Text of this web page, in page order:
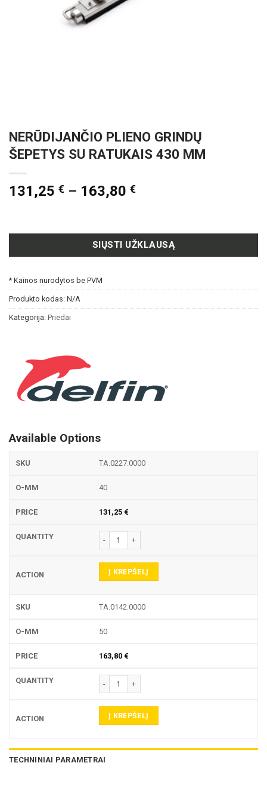
NERŪDIJANČIO PLIENO GRINDŲ
ŠEPETYS SU RATUKAIS 430 MM
131,25 € – 163,80 €
SIŲSTI UŽKLAUSĄ
* Kainos nurodytos be PVM
Produkto kodas: N/A
Kategorija: Priedai
Available Options
TA.0227.0000
40
131,25 €
produkto kiekis: NERŪDIJANČIO PLIENO GRINDŲ
Į KREPŠELĮ
TA.0142.0000
50
163,80 €
produkto kiekis: NERŪDIJANČIO PLIENO GRINDŲ
Į KREPŠELĮ
TECHNINIAI PARAMETRAI